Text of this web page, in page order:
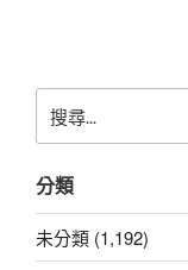
尋
鍵
字:
分類
未分類 (1,192)